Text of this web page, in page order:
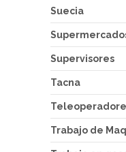
Suecia
Supervisores
Tacna
Trabajo de